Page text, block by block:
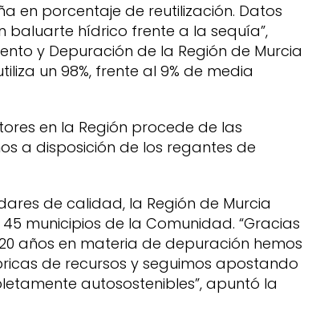
en porcentaje de reutilización. Datos
baluarte hídrico frente a la sequía”,
y Depuración de la Región de Murcia
un 98%, frente al 9% de media
en la Región procede de las
a disposición de los regantes de
de calidad, la Región de Murcia
municipios de la Comunidad. “Gracias
años en materia de depuración hemos
de recursos y seguimos apostando
autosostenibles”, apuntó la